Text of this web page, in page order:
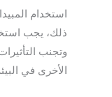
استخدام
ذلك، يجب
وتجنب
الأخرى في